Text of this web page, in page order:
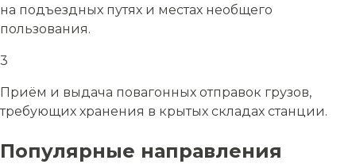
на подъездных путях и местах необщего
пользования.
3
Приём и выдача повагонных отправок грузов,
требующих хранения в крытых складах станции.
Популярные направления